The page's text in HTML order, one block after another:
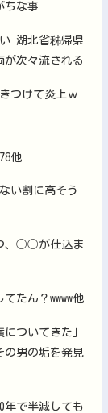
ちな事
湖北省秭帰県
が次々流される
つけて炎上ｗ
他
い割に高そう
、◯◯が仕込ま
たん？wwww他
ついてきた」
の男の垢を発見
年で半減しても